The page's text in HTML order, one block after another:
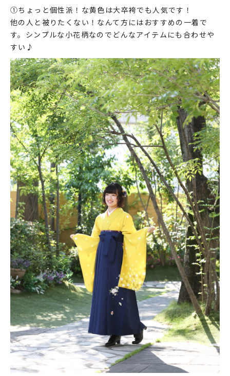
①ちょっと個性派！な黄色は大卒袴でも人気です！
他の人と被りたくない！なんて方にはおすすめの一着で
す。シンプルな小花柄なのでどんなアイテムにも合わせや
すい♪